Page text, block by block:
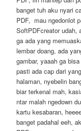
banget tuh aku nyari
PDF, mau ngedonlot
SoftPDFcreator udah,
ga ada yang
lembar doang, ada
gambar, yaaah ga
pasti ada cap dari
halaman, nyebelin
biar terkenal mah,
ntar malah ngedown
kartu kesabaran,
banget padahal eeh,